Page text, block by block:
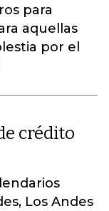
para
aquellas
por el
crédito
Los Andes